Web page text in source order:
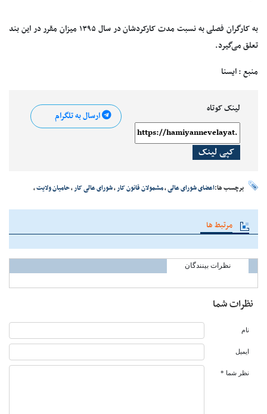
به کارگران فصلی به نسبت مدت کارکردشان در سال ۱۳۹۵ میزان مقرر در این بند
تعلق می‌گیرد.
منبع : ایسنا
لینک کوتاه
کپی لینک
ارسال به تلگرام
برچسب ها:اعضای شورای عالی،مشمولان قانون کار،شورای عالی کار،حامیان ولایت،
مرتبط ها
نظرات بینندگان
نظرات شما
نام
ایمیل
نظر شما *